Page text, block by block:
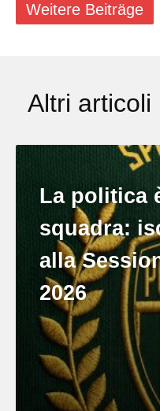
Weitere Beiträge
Altri articoli
La politica
squadra:
alla
2026